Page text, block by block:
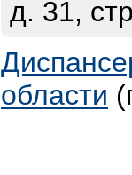
д. 31,
области